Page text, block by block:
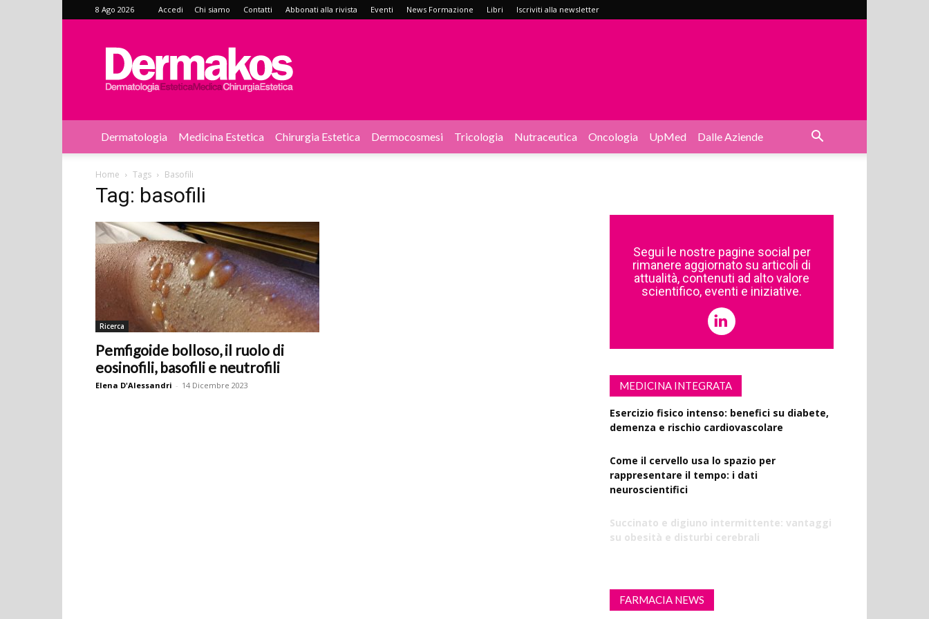
8 Ago 2026 Accedi Chi siamo Contatti Abbonati alla rivista Eventi News Formazione Libri Iscriviti alla newsletter
Dermakos
Dermatologia Medicina Estetica Chirurgia Estetica Dermocosmesi Tricologia Nutraceutica Oncologia UpMed Dalle Aziende
Home Tags Basofili
Tag: basofili
Ricerca
Pemfigoide bolloso, il ruolo di
eosinofili, basofili e neutrofili
Elena D'Alessandri - 14 Dicembre 2023
Segui le nostre pagine social per
rimanere aggiornato su articoli di
attualità, contenuti ad alto valore
scientifico, eventi e iniziative.
MEDICINA INTEGRATA
Esercizio fisico intenso: benefici su diabete,
demenza e rischio cardiovascolare
Come il cervello usa lo spazio per
rappresentare il tempo: i dati
neuroscientifici
Succinato e digiuno intermittente: vantaggi
su obesità e disturbi cerebrali
FARMACIA NEWS